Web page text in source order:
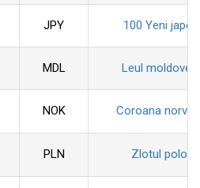
JPY 100 Yeni
MDL Leul
NOK Coroana
PLN Zlotul